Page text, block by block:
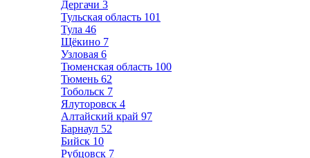
Дергачи 3
Тульская область 101
Тула 46
Щёкино 7
Узловая 6
Тюменская область 100
Тюмень 62
Тобольск 7
Ялуторовск 4
Алтайский край 97
Барнаул 52
Бийск 10
Рубцовск 7